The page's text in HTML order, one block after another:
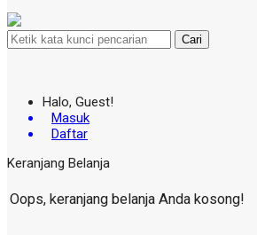
Cari
Halo, Guest!
Masuk
Daftar
Keranjang Belanja
Oops, keranjang belanja Anda kosong!